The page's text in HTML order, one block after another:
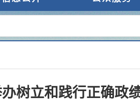
树立和践行正确政